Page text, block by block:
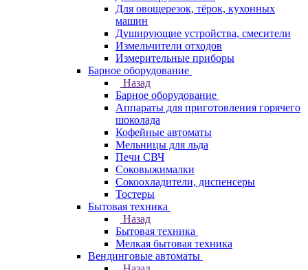
Для овощерезок, тёрок, кухонных
машин
Душирующие устройства, смесители
Измельчители отходов
Измерительные приборы
Барное оборудование
Назад
Барное оборудование
Аппараты для приготовления горячего
шоколада
Кофейные автоматы
Мельницы для льда
Печи СВЧ
Соковыжималки
Сокоохладители, диспенсеры
Тостеры
Бытовая техника
Назад
Бытовая техника
Мелкая бытовая техника
Вендинговые автоматы